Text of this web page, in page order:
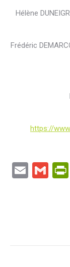
Hélène
Frédéric
https://
Email